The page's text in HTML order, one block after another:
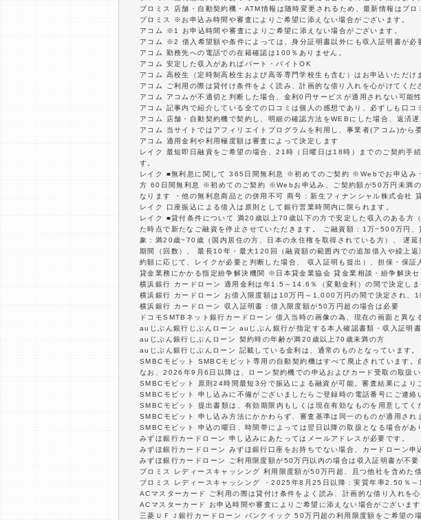
プロミス 店舗・自動契約機・ATM情報は随時変更されるため、最新情報はプロ
プロミス ※お申込み時間や審査によりご希望に添えない場合がございます。
アコム ※1 お申込時間や審査によりご希望に添えない場合がございます。
アコム ※2 借入希望額や条件によっては、身分証明書以外にも収入証明書が必
アコム 勤務先への電話での在籍確認は100％ありません。
アコム 安定した収入があればパート・バイトOK
アコム 高校生（定時制高校生および高等専門学校生も含む）はお申込いただけ
アコム ご利用の際は貸付け条件をよく読み、計画的な借り入れを心がけてくだ
アコム アコムが不適切と判断した場合、金利0円サービスが適用されない可能性
アコム 記事内で紹介している全ての口コミは個人の感想であり、必ずしも口
アコム 店舗・自動契約機で契約し、明細の確認方法をWEBにした場合、返済
アコム 当サイトではアフィリエイトプログラムを利用し、事業者(アコム)から
アコム 適用金利や利用極度額は審査によって決定します
レイク 最短即日融資をご希望の場合、21時（日曜日は18時）までのご契約手
す。
レイク ■無利息に関して 365日間無利息 ※初めてのご契約 ※Webでお申込み
方 60日間無利息 ※初めてのご契約 ※Webお申込み、ご契約額が50万円未満
なります ・他の無利息商品との併用不可 商号：新生フィナンシャル株式会
レイク 口座振込による借入は原則として銀行営業時間内に限られます。
レイク ■貸付条件について 満20歳以上70歳以下の方で安定した収入のある方
た時点で新たなご融資を停止させていただきます。 ご融資額：1万~500万円
象：満20歳~70歳（国内居住の方、日本の永住権を取得されている方）、 遅
期間（回数）、 最長10年・最大120回（融資額の範囲内での追加借入や繰上
約額に応じて、レイクが必要と判断した場合、 収入証明も提出）、担保・保
貸金業務にかかる指定紛争解決機関 ※日本貸金業協会 貸金業相談・紛争解決
横浜銀行 カードローン 適用金利は年1.5～14.6％（変動金利）の間で決定し
横浜銀行 カードローン お借入限度額は10万円～1,000万円の間で決定され、
横浜銀行 カードローン 収入証明書：借入限度額が50万円超の場合は必要
ドコモSMTBネット銀行カードローン 借入当時の画像の為、現在の画面と異な
auじぶん銀行じぶんローン auじぶん銀行が指定する本人確認書類・収入証明書
auじぶん銀行じぶんローン 契約時の年齢が満20歳以上70歳未満の方
auじぶん銀行じぶんローン 記載している金利は、通常のものとなっています。
SMBCモビット SMBCモビット専用の自動契約機はすべて廃止されています
なお、2026年9月6日以降は、ローン契約機での申込およびカード受取の取扱い
SMBCモビット 原則24時間最短3分で振込による融資が可能。審査結果により
SMBCモビット 申し込みに不備がございましたらご登録時の電話番号にご連絡
SMBCモビット 提出書類は、有効期限内もしくは現在有効なものを用意してく
SMBCモビット 申し込み方法にかかわらず、審査基準は同一のものが適用され
SMBCモビット 申込の曜日、時間帯によっては翌日以降の取扱となる場合があ
みずほ銀行カードローン 申し込みにあたってはメールアドレスが必要です。
みずほ銀行カードローン みずほ銀行口座をお持ちでない場合、カードローン申
みずほ銀行カードローン ご利用限度額が50万円以内の場合は収入証明書が不要
プロミス レディースキャッシング 利用限度額が50万円超、且つ他社を含めた
プロミス レディースキャッシング ・2025年8月25日以降：実質年率2.50％
ACマスターカード ご利用の際は貸付け条件をよく読み、計画的な借り入れを
ACマスターカード お申込時間や審査によりご希望に添えない場合がございます
三菱ＵＦＪ銀行カードローン バンクイック 50万円超の利用限度額をご希望の